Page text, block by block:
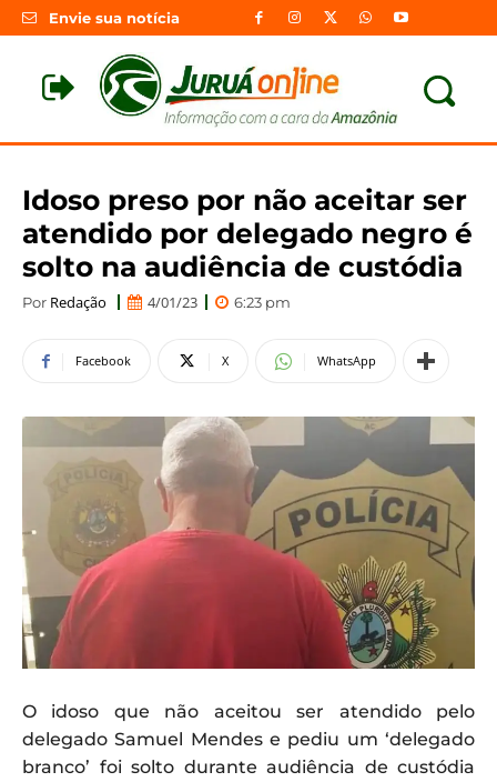
Envie sua notícia
Idoso preso por não aceitar ser
atendido por delegado negro é
solto na audiência de custódia
Por Redação 4/01/23 6:23 pm
Facebook X WhatsApp
O idoso que não aceitou ser atendido pelo
delegado Samuel Mendes e pediu um ‘delegado
branco’ foi solto durante audiência de custódia